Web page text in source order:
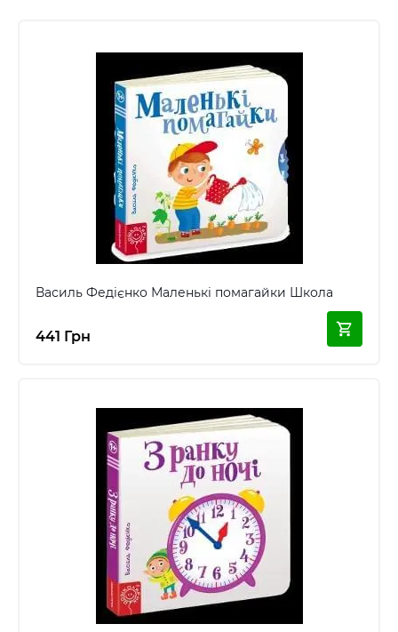
Василь Федієнко Маленькі помагайки Школа
441 Грн